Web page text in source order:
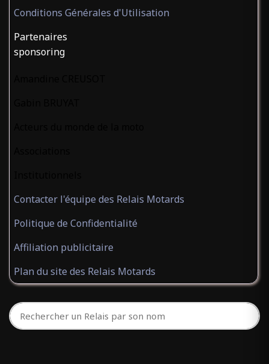
Conditions Générales d'Utilisation
Partenaires
sponsoring
Contacter l'équipe des Relais Motards
Politique de Confidentialité
Affiliation publicitaire
Plan du site des Relais Motards